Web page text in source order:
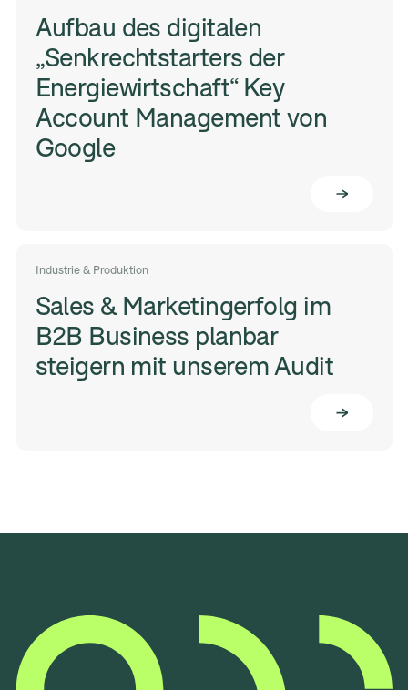
Aufbau des digitalen
„Senkrechtstarters der
Energiewirtschaft“ Key
Account Management von
Google
Industrie & Produktion
Sales & Marketingerfolg im
B2B Business planbar
steigern mit unserem Audit